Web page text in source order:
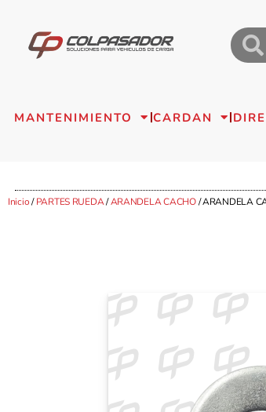
MANTENIMIENTO CARDAN
Inicio/PARTES RUEDA/ARANDELA CACHO/ ARANDELA